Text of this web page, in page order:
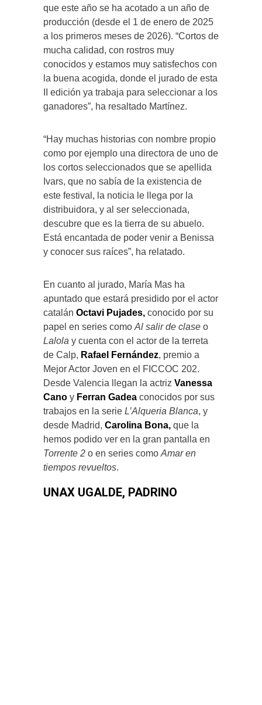
que este año se ha acotado a un año de
producción (desde el 1 de enero de 2025
a los primeros meses de 2026). “Cortos de
mucha calidad, con rostros muy
conocidos y estamos muy satisfechos con
la buena acogida, donde el jurado de esta
II edición ya trabaja para seleccionar a los
ganadores”, ha resaltado Martínez.
“Hay muchas historias con nombre propio
como por ejemplo una directora de uno de
los cortos seleccionados que se apellida
Ivars, que no sabía de la existencia de
este festival, la noticia le llega por la
distribuidora, y al ser seleccionada,
descubre que es la tierra de su abuelo.
Está encantada de poder venir a Benissa
y conocer sus raíces”, ha relatado.
En cuanto al jurado, María Mas ha
apuntado que estará presidido por el actor
catalán Octavi Pujades, conocido por su
papel en series como Al salir de clase o
Lalola y cuenta con el actor de la terreta
de Calp, Rafael Fernández, premio a
Mejor Actor Joven en el FICCOC 202.
Desde Valencia llegan la actriz Vanessa
Cano y Ferran Gadea conocidos por sus
trabajos en la serie L’Alqueria Blanca, y
desde Madrid, Carolina Bona, que la
hemos podido ver en la gran pantalla en
Torrente 2 o en series como Amar en
tiempos revueltos.
UNAX UGALDE, PADRINO